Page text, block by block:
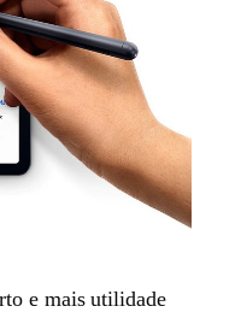
e mais utilidade